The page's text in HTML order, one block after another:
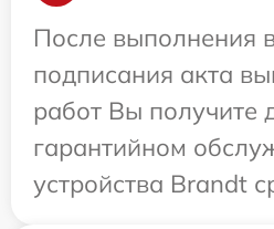
После выполнения
подписания акта
работ Вы получите
гарантийном
устройства Brandt